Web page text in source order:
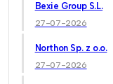
Bexie Group S.L.
27-07-2026
Northon Sp. z o.o.
27-07-2026